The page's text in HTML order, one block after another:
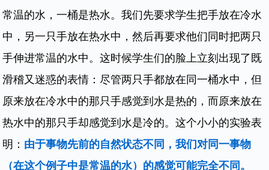
常温的水，一桶是热水。我们先要求学生把手放在冷水
中，另一只手放在热水中，然后再要求他们同时把两只
手伸进常温的水中。这时候学生们的脸上立刻出现了既
滑稽又迷惑的表情：尽管两只手都放在同一桶水中，但
原来放在冷水中的那只手感觉到水是热的，而原来放在
热水中的那只手却感觉到水是冷的。这个小小的实验表
明： 由于事物先前的自然状态不同，我们对同一事物
（在这个例子中是常温的水）的感觉可能完全不同。